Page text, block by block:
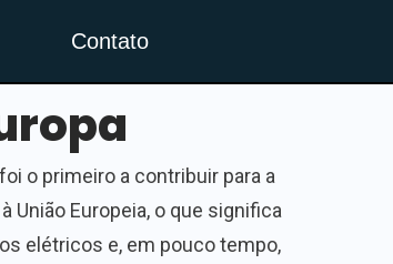
Contato
o primeiro a contribuir para a
Europeia, o que significa
elétricos e, em pouco tempo,